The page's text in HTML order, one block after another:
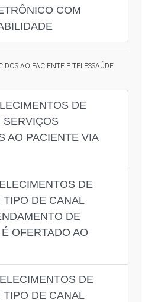
COM
AO PACIENTE E TELESSAÚDE
DE
SERVIÇOS
AO PACIENTE VIA
DE
TIPO DE CANAL
DE
OFERTADO AO
DE
TIPO DE CANAL